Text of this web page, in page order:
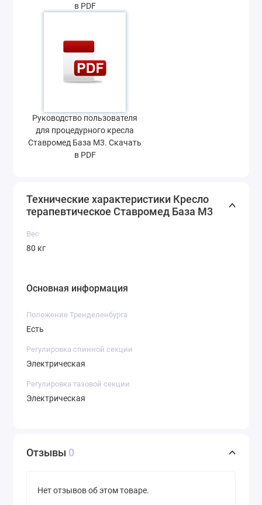
в PDF
Руководство пользователя
для процедурного кресла
Ставромед База М3. Скачать
в PDF
Технические характеристики Кресло
терапевтическое Ставромед База М3
Вес
80 кг
Основная информация
Положение Тренделенбурга
Есть
Регулировка спинной секции
Электрическая
Регулировка тазовой секции
Электрическая
Отзывы 0
Нет отзывов об этом товаре.